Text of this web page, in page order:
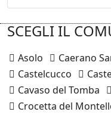
SCEGLI IL
Asolo Caerano
Castelcucco
Cavaso del Tomba
Crocetta del